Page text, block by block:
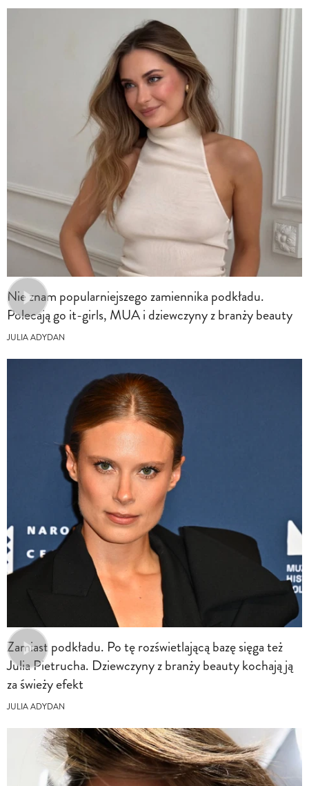
Nie znam popularniejszego zamiennika podkładu.
Polecają go it-girls, MUA i dziewczyny z branży beauty
JULIA ADYDAN
Zamiast podkładu. Po tę rozświetlającą bazę sięga też
Julia Pietrucha. Dziewczyny z branży beauty kochają ją
za świeży efekt
JULIA ADYDAN